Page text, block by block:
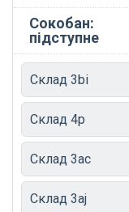
Сокобан:
підступне
Склад 3bi
Склад 4p
Склад 3ac
Склад 3aj